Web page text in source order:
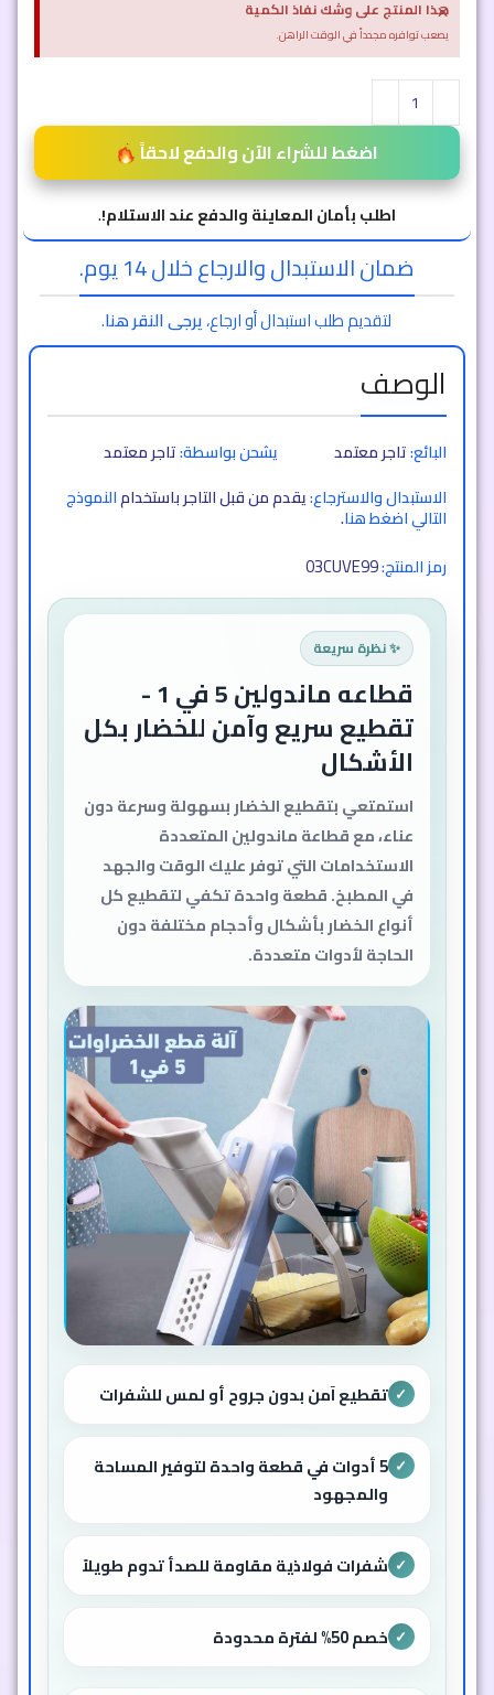
هذا المنتج على وشك نفاذ الكمية
يصعب توافره مجدداً في الوقت الراهن.
×
اضغط للشراء الآن والدفع لاحقاً
اطلب بأمان المعاينة والدفع عند الاستلام!.
ضمان الاستبدال والارجاع خلال 14 يوم.
لتقديم طلب استبدال أو ارجاع،يرجى النقر هنا.
الوصف
البائع:تاجر معتمد يشحن بواسطة:تاجر معتمد
الاستبدال والاسترجاع:يقدم من قبل التاجر باستخدامالنموذج
التالي اضغط هنا.
رمز المنتج:03CUVE99
✨ نظرة سريعة
قطاعه ماندولين 5 في 1 -
تقطيع سريع وآمن للخضار بكل
الأشكال
استمتعي بتقطيع الخضار بسهولة وسرعة دون
عناء، مع قطاعة ماندولين المتعددة
الاستخدامات التي توفر عليك الوقت والجهد
في المطبخ. قطعة واحدة تكفي لتقطيع كل
أنواع الخضار بأشكال وأحجام مختلفة دون
الحاجة لأدوات متعددة.
✓ تقطيع آمن بدون جروح أو لمس للشفرات
✓
5 أدوات في قطعة واحدة لتوفير المساحة
والمجهود
✓ شفرات فولاذية مقاومة للصدأ تدوم طويلاً
✓ خصم 50% لفترة محدودة